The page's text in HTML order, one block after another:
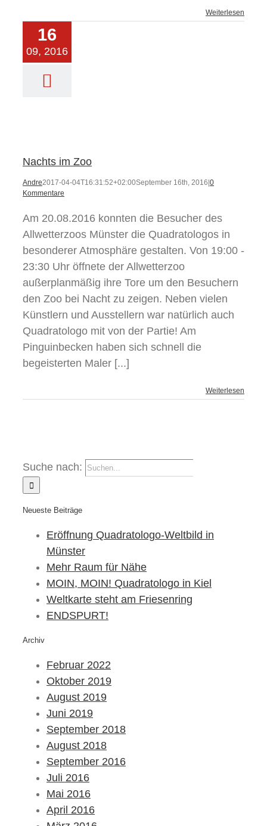
Weiterlesen
16
09, 2016
im Zoo
Nachts im Zoo
Andre2017-04-04T16:31:52+02:00September 16th, 2016 0
Kommentare
Am 20.08.2016 konnten die Besucher des
Allwetterzoos Münster die Quadratologos in
besonderer Atmosphäre gestalten. Von 19:00 -
23:30 Uhr öffnete der Allwetterzoo
außerplanmäßig ihre Tore um den Besuchern
den Zoo bei Nacht zu zeigen. Neben vielen
Künstlern und Ausstellern war natürlich auch
Quadratologo mit von der Partie! Am
Pinguinbecken haben sich schnell die
begeisterten Maler [...]
Weiterlesen
Suche nach:
Neueste Beiträge
Eröffnung Quadratologo-Weltbild in
Münster
Mehr Raum für Nähe
MOIN, MOIN! Quadratologo in Kiel
Weltkarte steht am Friesenring
ENDSPURT!
Archiv
Februar 2022
Oktober 2019
August 2019
Juni 2019
September 2018
August 2018
September 2016
Juli 2016
Mai 2016
April 2016